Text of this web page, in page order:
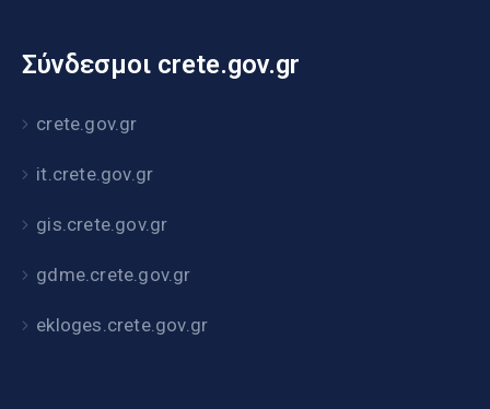
Σύνδεσμοι crete.gov.gr
crete.gov.gr
it.crete.gov.gr
gis.crete.gov.gr
gdme.crete.gov.gr
ekloges.crete.gov.gr